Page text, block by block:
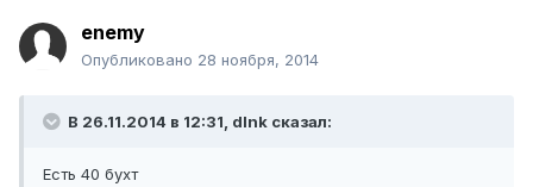
enemy
Опубликовано 28 ноября, 2014
В 26.11.2014 в 12:31, dlnk сказал:
Есть 40 бухт